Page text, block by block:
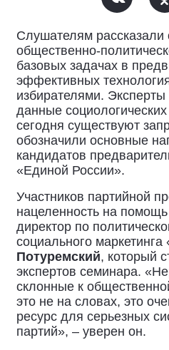
Слушателям рассказали
общественно-
базовых задачах в
эффективных
избирателями. Эксперты
данные
сегодня существуют
обозначили основные
кандидатов
«Единой России».
Участников партийной
нацеленность на
директор по
социального
Потуремский, который
экспертов семинара.
склонные к
это не на словах, это
ресурс для серьезных
партий», – уверен он.